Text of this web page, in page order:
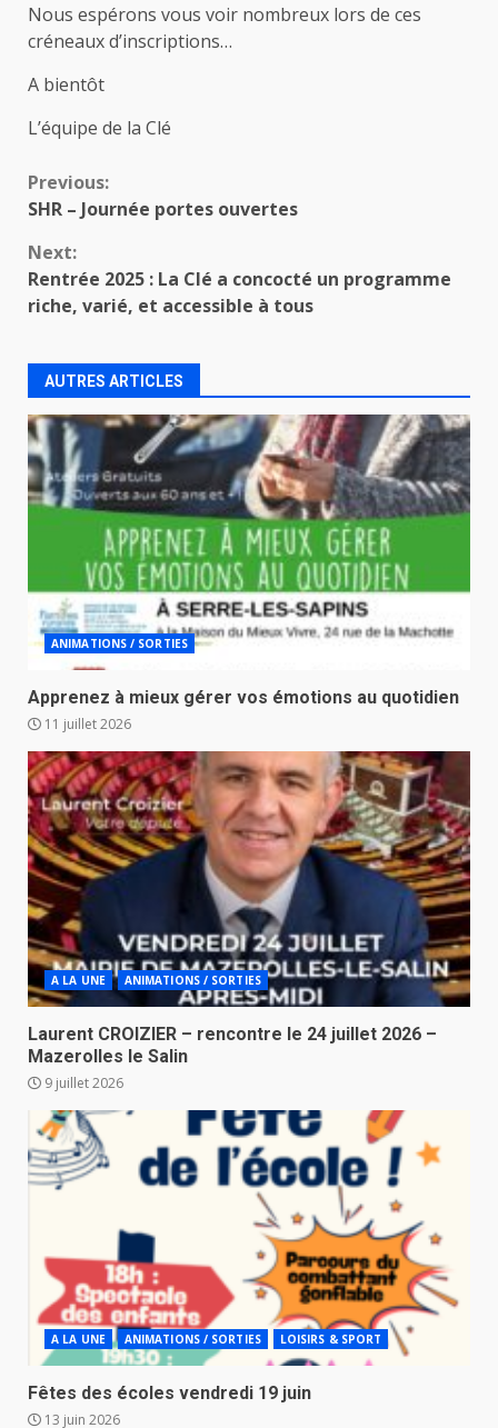
Nous espérons vous voir nombreux lors de ces
créneaux d’inscriptions…
A bientôt
L’équipe de la Clé
Continue
Reading
Previous:
SHR – Journée portes ouvertes
Next:
Rentrée 2025 : La Clé a concocté un programme
riche, varié, et accessible à tous
AUTRES ARTICLES
ANIMATIONS / SORTIES
Apprenez à mieux gérer vos émotions au quotidien
11 juillet 2026
A LA UNE ANIMATIONS / SORTIES
Laurent CROIZIER – rencontre le 24 juillet 2026 –
Mazerolles le Salin
9 juillet 2026
A LA UNE ANIMATIONS / SORTIES LOISIRS & SPORT
Fêtes des écoles vendredi 19 juin
13 juin 2026